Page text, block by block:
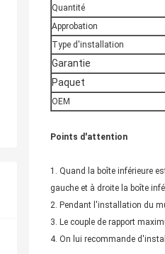
Quantité
Approbation
Type d'installation
Garantie
Paquet
OEM
Points d'attention
1. Quand la boîte inférieure
gauche et à droite la boîte
2. Pendant l'installation du
3. Le couple de rapport
4. On lui recommande